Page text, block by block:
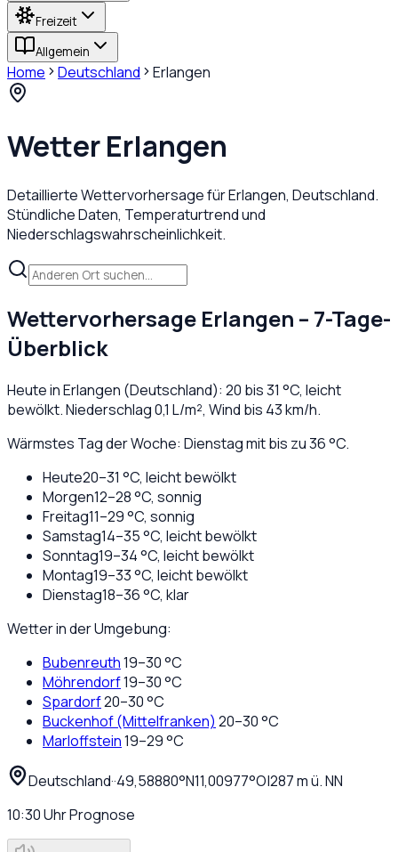
Freizeit
Allgemein
Home Deutschland Erlangen
WetterErlangen
Detaillierte Wettervorhersage fürErlangen, Deutschland.
Stündliche Daten, Temperaturtrend und
Niederschlagswahrscheinlichkeit.
Wettervorhersage Erlangen – 7-Tage-
Überblick
Heute inErlangen (Deutschland): 20 bis31 °C, leicht
bewölkt. Niederschlag0,1 L/m², Wind bis 43km/h.
Wärmstes Tag der Woche: Dienstag mit bis zu 36 °C.
Heute20–31 °C, leicht bewölkt
Morgen12–28°C, sonnig
Freitag11–29°C, sonnig
Samstag14–35°C, leicht bewölkt
Sonntag19–34°C, leicht bewölkt
Montag19–33°C, leicht bewölkt
Dienstag18–36°C, klar
Wetter in der Umgebung:
Bubenreuth19–30°C
Möhrendorf19–30°C
Spardorf20–30°C
Buckenhof (Mittelfranken) 20–30°C
Marloffstein19–29°C
Deutschland··49,58880°N11,00977°O|287m ü. NN
10:30UhrPrognose